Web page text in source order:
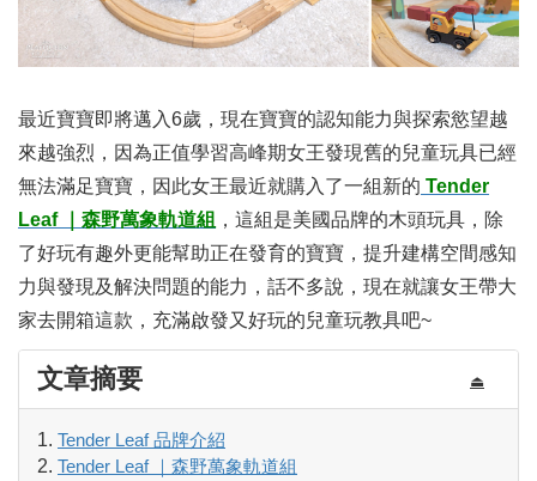
最近寶寶即將邁入6歲，現在寶寶的認知能力與探索慾望越
來越強烈，因為正值學習高峰期女王發現舊的兒童玩具已經
無法滿足寶寶，因此女王最近就購入了一組新的 Tender
Leaf
｜森野萬象軌道組 ，這組是美國品牌的木頭玩具，除
了好玩有趣外更能幫助正在發育的寶寶，提升建構空間感知
力與發現及解決問題的能力，話不多說，現在就讓女王帶大
家去開箱這款，充滿啟發又好玩的兒童玩教具吧~
⏏
文章摘要
Tender Leaf 品牌介紹
Tender Leaf ｜森野萬象軌道組